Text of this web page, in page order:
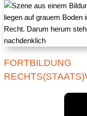
FORTBILDUNG